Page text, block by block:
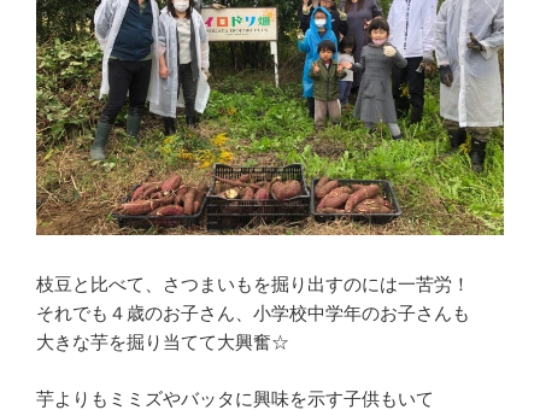
枝豆と比べて、さつまいもを掘り出すのには一苦労！
それでも４歳のお子さん、小学校中学年のお子さんも
大きな芋を掘り当てて大興奮☆
芋よりもミミズやバッタに興味を示す子供もいて